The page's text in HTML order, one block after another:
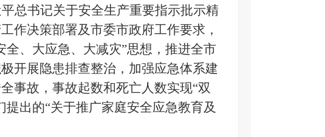
总书记关于安全生产重要指示批示精
作决策部署及市委市政府工作要求，
全、大应急、大减灾”思想，推进全市
开展隐患排查整治，加强应急体系建
事故 ， 事故起数和死亡人数实现“双
提出的“关于推广家庭安全应急教育及